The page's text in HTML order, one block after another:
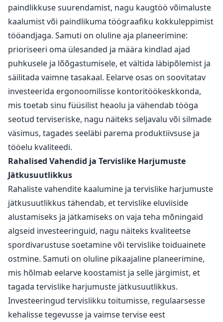
paindlikkuse suurendamist, nagu kaugtöö võimaluste
kaalumist või paindlikuma töögraafiku kokkuleppimist
tööandjaga. Samuti on oluline aja planeerimine:
prioriseeri oma ülesanded ja määra kindlad ajad
puhkusele ja lõõgastumisele, et vältida läbipõlemist ja
säilitada vaimne tasakaal. Eelarve osas on soovitatav
investeerida ergonoomilisse kontoritöökeskkonda,
mis toetab sinu füüsilist heaolu ja vähendab tööga
seotud terviseriske, nagu näiteks seljavalu või silmade
väsimus, tagades seeläbi parema produktiivsuse ja
tööelu kvaliteedi.
Rahalised Vahendid ja Tervislike Harjumuste
Jätkusuutlikkus
Rahaliste vahendite kaalumine ja tervislike harjumuste
jätkusuutlikkus tähendab, et tervislike eluviiside
alustamiseks ja jätkamiseks on vaja teha mõningaid
algseid investeeringuid, nagu näiteks kvaliteetse
spordivarustuse soetamine või tervislike toiduainete
ostmine. Samuti on oluline pikaajaline planeerimine,
mis hõlmab eelarve koostamist ja selle järgimist, et
tagada tervislike harjumuste jätkusuutlikkus.
Investeeringud tervislikku toitumisse, regulaarsesse
kehalisse tegevusse ja vaimse tervise eest